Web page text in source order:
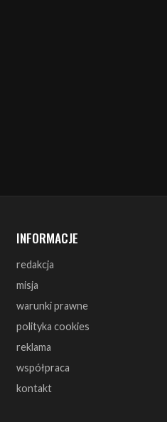
INFORMACJE
redakcja
misja
warunki prawne
polityka cookies
reklama
współpraca
kontakt